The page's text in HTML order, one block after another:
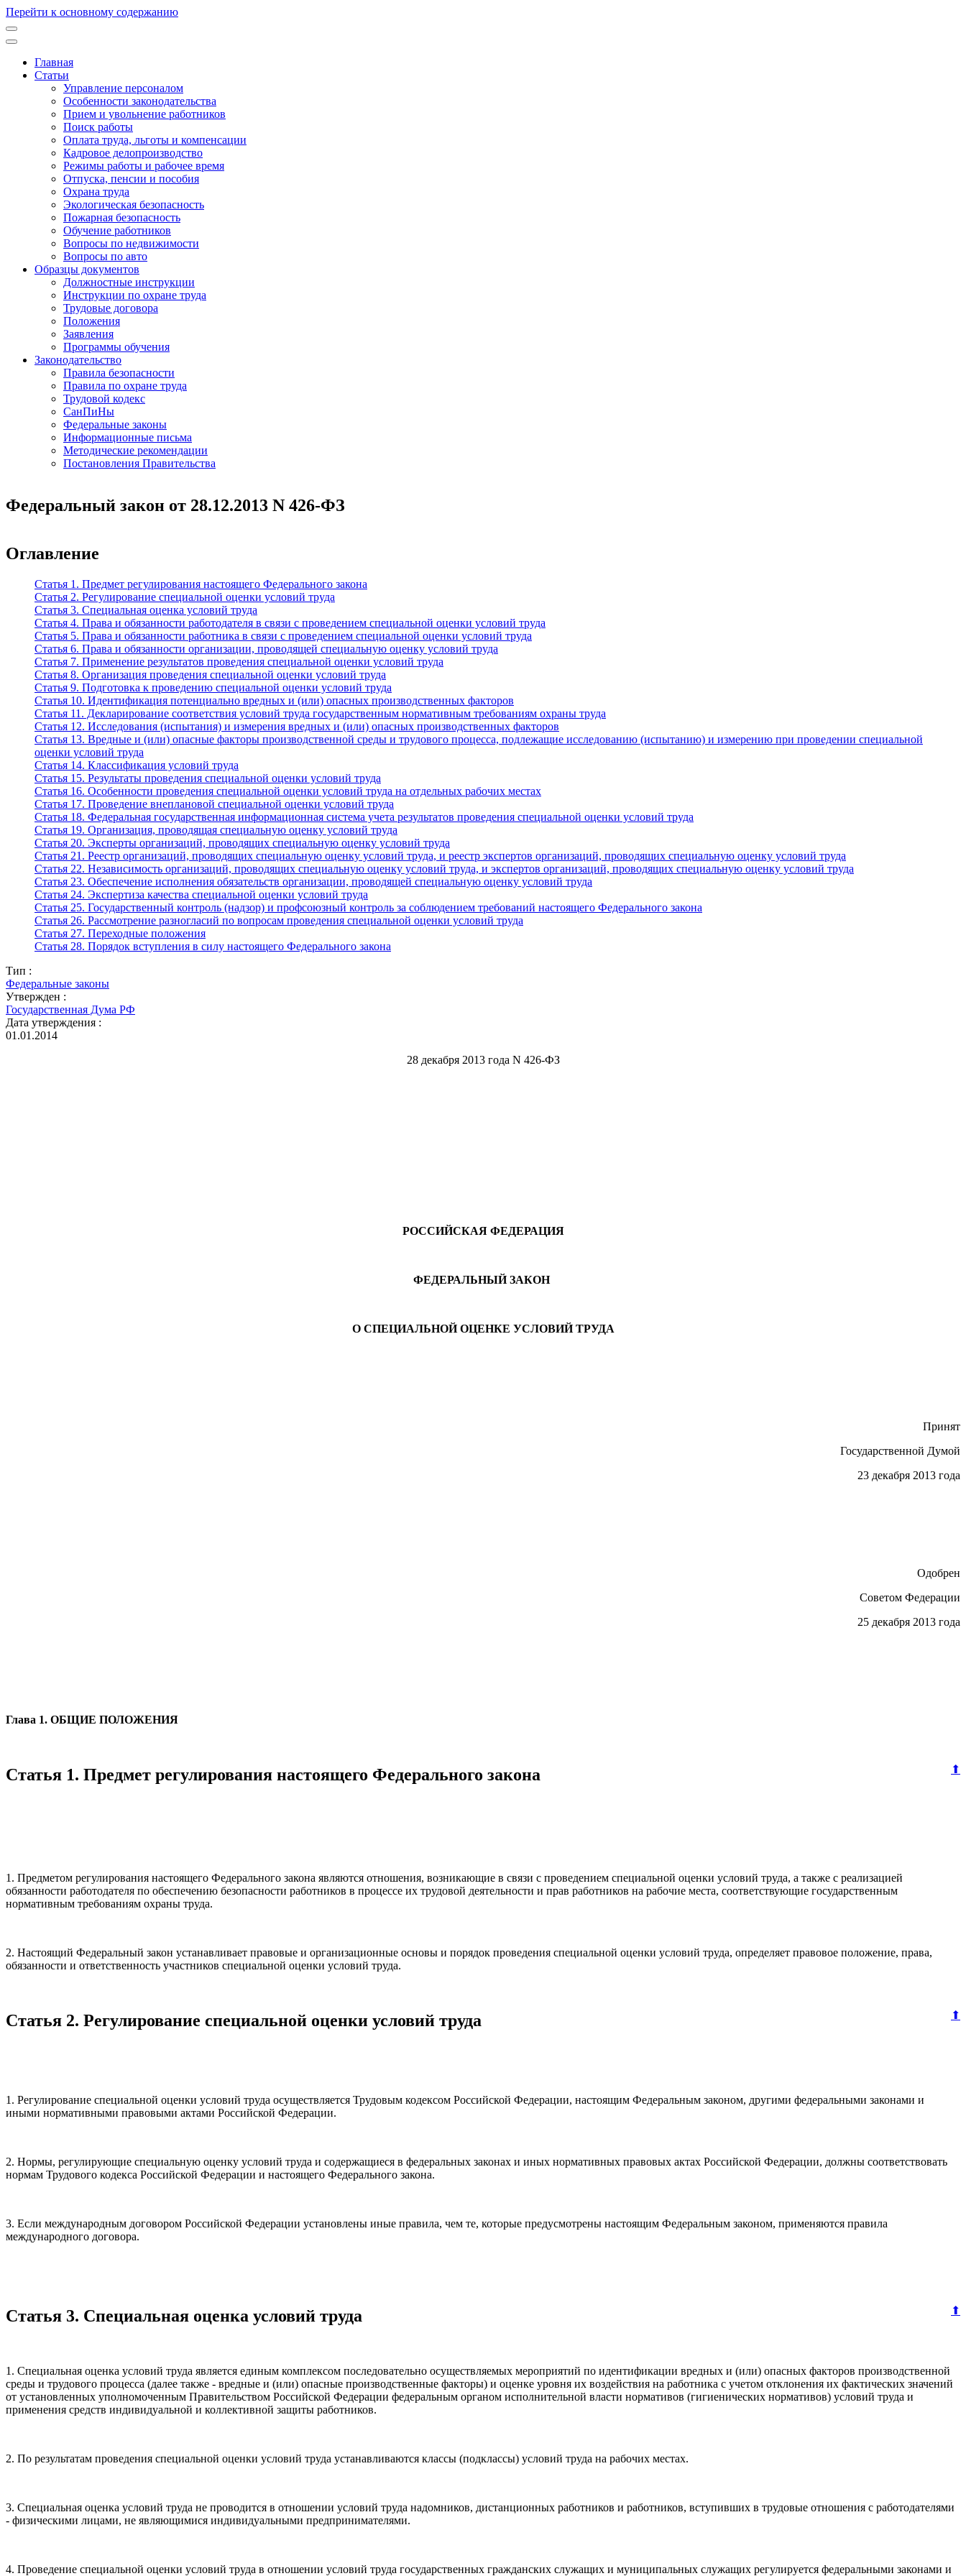
Перейти к основному содержанию
Основная
навигация
Главная
Статьи
Управление персоналом
Особенности законодательства
Прием и увольнение работников
Поиск работы
Оплата труда, льготы и компенсации
Кадровое делопроизводство
Режимы работы и рабочее время
Отпуска, пенсии и пособия
Охрана труда
Экологическая безопасность
Пожарная безопасность
Обучение работников
Вопросы по недвижимости
Вопросы по авто
Образцы документов
Должностные инструкции
Инструкции по охране труда
Трудовые договора
Положения
Заявления
Программы обучения
Законодательство
Правила безопасности
Правила по охране труда
Трудовой кодекс
СанПиНы
Федеральные законы
Информационные письма
Методические рекомендации
Постановления Правительства
Федеральный закон от 28.12.2013 N 426-ФЗ
Оглавление
Статья 1. Предмет регулирования настоящего Федерального закона
Статья 2. Регулирование специальной оценки условий труда
Статья 3. Специальная оценка условий труда
Статья 4. Права и обязанности работодателя в связи с проведением специальной оценки условий труда
Статья 5. Права и обязанности работника в связи с проведением специальной оценки условий труда
Статья 6. Права и обязанности организации, проводящей специальную оценку условий труда
Статья 7. Применение результатов проведения специальной оценки условий труда
Статья 8. Организация проведения специальной оценки условий труда
Статья 9. Подготовка к проведению специальной оценки условий труда
Статья 10. Идентификация потенциально вредных и (или) опасных производственных факторов
Статья 11. Декларирование соответствия условий труда государственным нормативным требованиям охраны труда
Статья 12. Исследования (испытания) и измерения вредных и (или) опасных производственных факторов
Статья 13. Вредные и (или) опасные факторы производственной среды и трудового процесса, подлежащие исследованию (испытанию) и измерению при проведении специальной
оценки условий труда
Статья 14. Классификация условий труда
Статья 15. Результаты проведения специальной оценки условий труда
Статья 16. Особенности проведения специальной оценки условий труда на отдельных рабочих местах
Статья 17. Проведение внеплановой специальной оценки условий труда
Статья 18. Федеральная государственная информационная система учета результатов проведения специальной оценки условий труда
Статья 19. Организация, проводящая специальную оценку условий труда
Статья 20. Эксперты организаций, проводящих специальную оценку условий труда
Статья 21. Реестр организаций, проводящих специальную оценку условий труда, и реестр экспертов организаций, проводящих специальную оценку условий труда
Статья 22. Независимость организаций, проводящих специальную оценку условий труда, и экспертов организаций, проводящих специальную оценку условий труда
Статья 23. Обеспечение исполнения обязательств организации, проводящей специальную оценку условий труда
Статья 24. Экспертиза качества специальной оценки условий труда
Статья 25. Государственный контроль (надзор) и профсоюзный контроль за соблюдением требований настоящего Федерального закона
Статья 26. Рассмотрение разногласий по вопросам проведения специальной оценки условий труда
Статья 27. Переходные положения
Статья 28. Порядок вступления в силу настоящего Федерального закона
Тип :
Федеральные законы
Утвержден :
Государственная Дума РФ
Дата утверждения :
01.01.2014
28 декабря 2013 года N 426-ФЗ
РОССИЙСКАЯ ФЕДЕРАЦИЯ
ФЕДЕРАЛЬНЫЙ ЗАКОН
О СПЕЦИАЛЬНОЙ ОЦЕНКЕ УСЛОВИЙ ТРУДА
Принят
Государственной Думой
23 декабря 2013 года
Одобрен
Советом Федерации
25 декабря 2013 года
Глава 1. ОБЩИЕ ПОЛОЖЕНИЯ
⬆
Статья 1. Предмет регулирования настоящего Федерального закона
1. Предметом регулирования настоящего Федерального закона являются отношения, возникающие в связи с проведением специальной оценки условий труда, а также с реализацией
обязанности работодателя по обеспечению безопасности работников в процессе их трудовой деятельности и прав работников на рабочие места, соответствующие государственным
нормативным требованиям охраны труда.
2. Настоящий Федеральный закон устанавливает правовые и организационные основы и порядок проведения специальной оценки условий труда, определяет правовое положение, права,
обязанности и ответственность участников специальной оценки условий труда.
⬆
Статья 2. Регулирование специальной оценки условий труда
1. Регулирование специальной оценки условий труда осуществляется Трудовым кодексом Российской Федерации, настоящим Федеральным законом, другими федеральными законами и
иными нормативными правовыми актами Российской Федерации.
2. Нормы, регулирующие специальную оценку условий труда и содержащиеся в федеральных законах и иных нормативных правовых актах Российской Федерации, должны соответствовать
нормам Трудового кодекса Российской Федерации и настоящего Федерального закона.
3. Если международным договором Российской Федерации установлены иные правила, чем те, которые предусмотрены настоящим Федеральным законом, применяются правила
международного договора.
⬆
Статья 3. Специальная оценка условий труда
1. Специальная оценка условий труда является единым комплексом последовательно осуществляемых мероприятий по идентификации вредных и (или) опасных факторов производственной
среды и трудового процесса (далее также - вредные и (или) опасные производственные факторы) и оценке уровня их воздействия на работника с учетом отклонения их фактических значений
от установленных уполномоченным Правительством Российской Федерации федеральным органом исполнительной власти нормативов (гигиенических нормативов) условий труда и
применения средств индивидуальной и коллективной защиты работников.
2. По результатам проведения специальной оценки условий труда устанавливаются классы (подклассы) условий труда на рабочих местах.
3. Специальная оценка условий труда не проводится в отношении условий труда надомников, дистанционных работников и работников, вступивших в трудовые отношения с работодателями
- физическими лицами, не являющимися индивидуальными предпринимателями.
4. Проведение специальной оценки условий труда в отношении условий труда государственных гражданских служащих и муниципальных служащих регулируется федеральными законами и